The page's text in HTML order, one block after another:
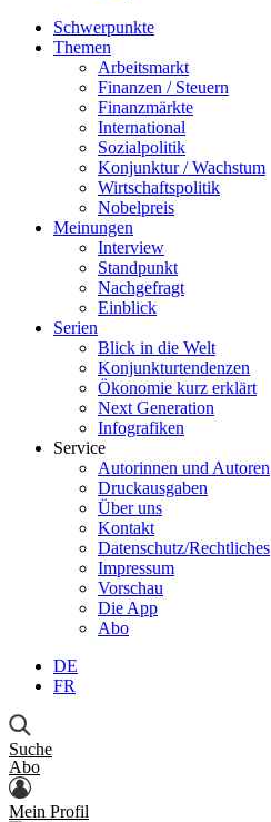
Schwerpunkte
Themen
Arbeitsmarkt
Finanzen / Steuern
Finanzmärkte
International
Sozialpolitik
Konjunktur / Wachstum
Wirtschaftspolitik
Nobelpreis
Meinungen
Interview
Standpunkt
Nachgefragt
Einblick
Serien
Blick in die Welt
Konjunkturtendenzen
Ökonomie kurz erklärt
Next Generation
Infografiken
Service
Autorinnen und Autoren
Druckausgaben
Über uns
Kontakt
Datenschutz/Rechtliches
Impressum
Vorschau
Die App
Abo
DE
FR
Suche
Abo
Mein Profil